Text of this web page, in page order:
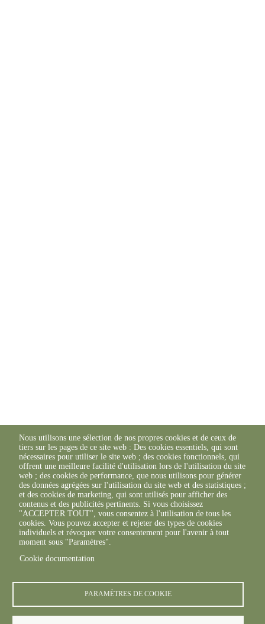
Nous utilisons une sélection de nos propres cookies et de ceux de
tiers sur les pages de ce site web : Des cookies essentiels, qui sont
nécessaires pour utiliser le site web ; des cookies fonctionnels, qui
offrent une meilleure facilité d'utilisation lors de l'utilisation du site
web ; des cookies de performance, que nous utilisons pour générer
des données agrégées sur l'utilisation du site web et des statistiques ;
et des cookies de marketing, qui sont utilisés pour afficher des
contenus et des publicités pertinents. Si vous choisissez
"ACCEPTER TOUT", vous consentez à l'utilisation de tous les
cookies. Vous pouvez accepter et rejeter des types de cookies
individuels et révoquer votre consentement pour l'avenir à tout
moment sous "Paramètres".
Cookie documentation
PARAMÈTRES DE COOKIE